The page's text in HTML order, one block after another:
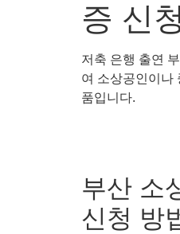
증 신
저축 은행 출연
여 소상공인이나
품입니다.
부산 소
신청 방